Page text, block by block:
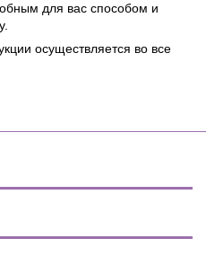
для вас способом и
осуществляется во все